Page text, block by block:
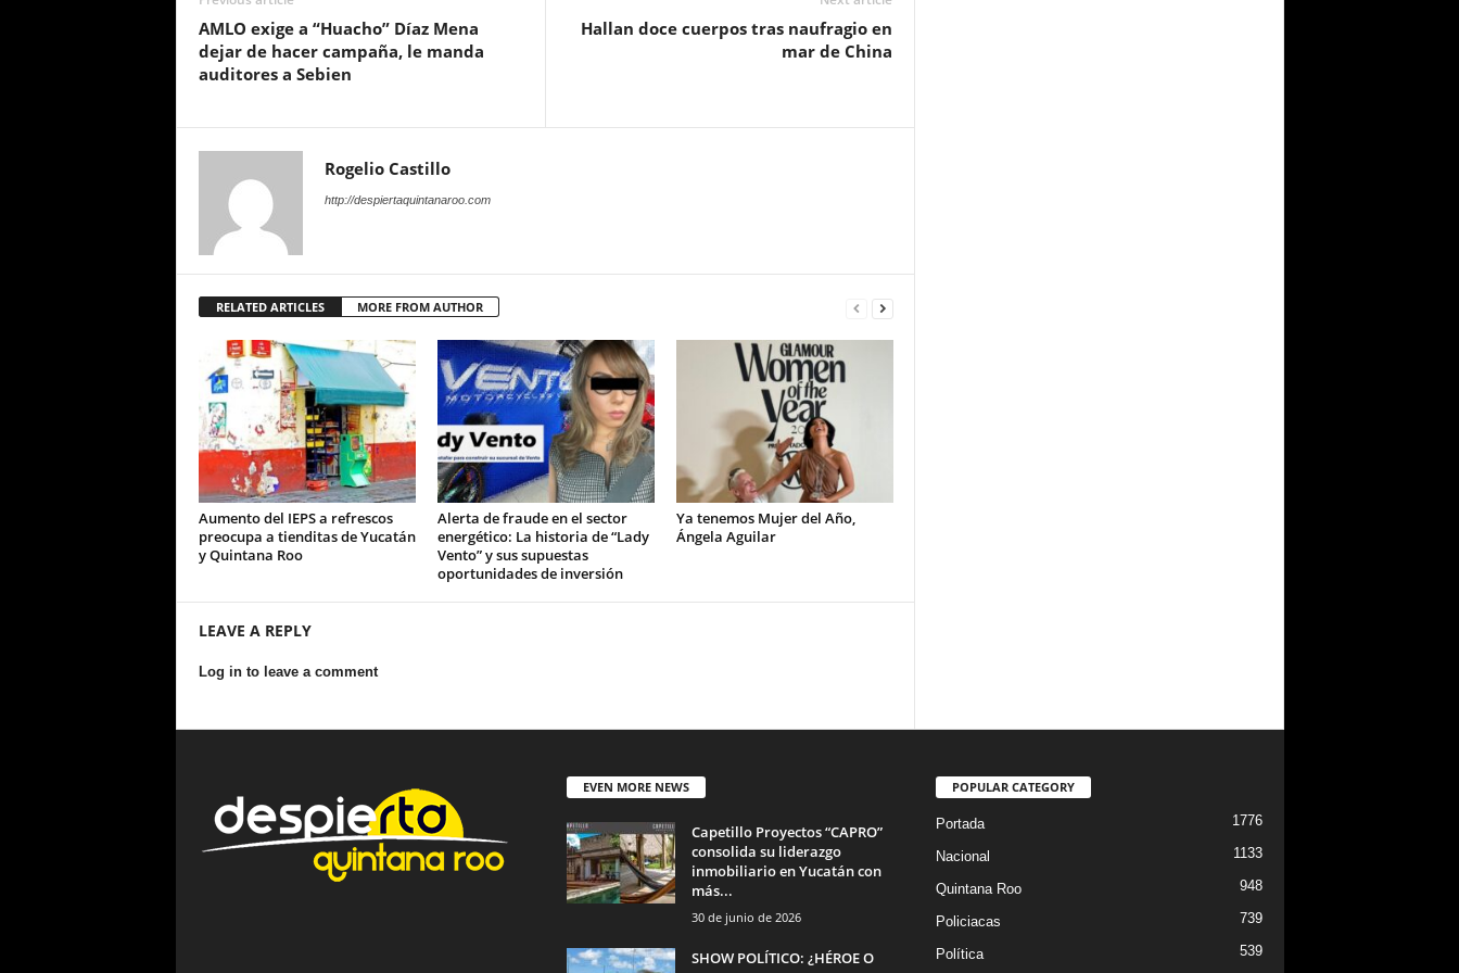
AMLO exige a “Huacho” Díaz Mena
dejar de hacer campaña, le manda
auditores a Sebien
Hallan doce cuerpos tras naufragio en
mar de China
Rogelio Castillo
http://despiertaquintanaroo.com
RELATED ARTICLES MORE FROM AUTHOR
Aumento del IEPS a refrescos
preocupa a tienditas de Yucatán
y Quintana Roo
Alerta de fraude en el sector
energético: La historia de “Lady
Vento” y sus supuestas
oportunidades de inversión
Ya tenemos Mujer del Año,
Ángela Aguilar
LEAVE A REPLY
Log in to leave a comment
EVEN MORE NEWS
Capetillo Proyectos “CAPRO”
consolida su liderazgo
inmobiliario en Yucatán con
más...
30 de junio de 2026
SHOW POLÍTICO: ¿HÉROE O
POPULAR CATEGORY
Portada 1776
Nacional 1133
Quintana Roo 948
Policiacas 739
Política 539